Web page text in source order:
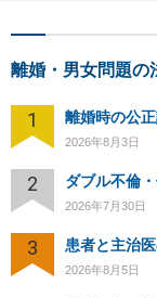
離婚・男女問題の
1 離婚時の公
2026年8月3日
2
2026年7月30日
3 患者と主治
2026年8月5日